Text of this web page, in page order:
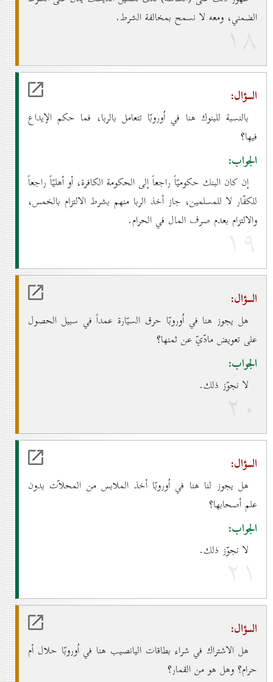
الضمني، ومعه لا نسمح بمخالفة الشرط.
۱۸
السؤال:
بالنسبة للبنوك هنا في اُوروبّا تتعامل بالربا، فما حكم الإيداع
فيها؟
الجواب:
إن كان البنك حكوميّاً راجعاً إلى الحكومة الكافرة، أو أهليّاً راجعاً
للكفّار لا للمسلمين، جاز أخذ الربا منهم بشرط الالتزام بالخمس،
والالتزام بعدم صرف المال في الحرام.
۱۹
السؤال:
هل يجوز هنا في اُوروبّا حرق السيّارة عمداً في سبيل الحصول
على تعويض مادّيّ عن ثمنها؟
الجواب:
لا نجوّز ذلك.
۲٠
السؤال:
هل يجوز لنا هنا في اُوروبّا أخذ الملابس من المحلاّت بدون
علم أصحابها؟
الجواب:
لا نجوّز ذلك.
۲۱
السؤال:
هل الاشتراك في شراء بطاقات اليانصيب هنا في اُوروبّا حلال أم
حرام؟ وهل هو من القمار؟